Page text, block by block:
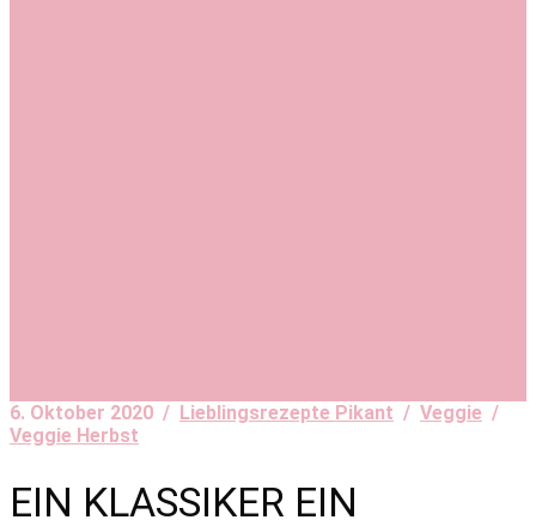
6. Oktober 2020 / Lieblingsrezepte Pikant / Veggie /
Veggie Herbst
EIN KLASSIKER EIN